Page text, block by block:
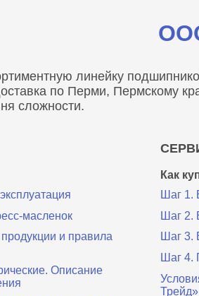
линейку
по Перми, Пермскому
сложности.
и правила
Описание
Как
Шаг 1.
Шаг 2.
Шаг 3.
Шаг 4.
Трейд»